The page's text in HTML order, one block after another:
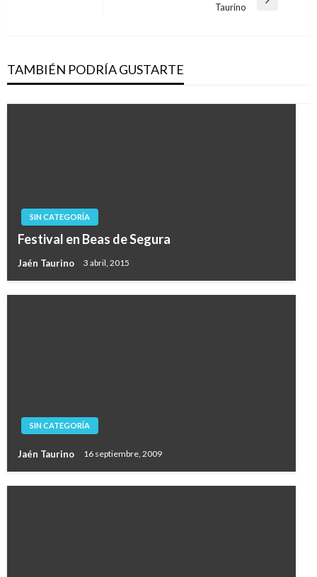
Taurino
TAMBIÉN PODRÍA GUSTARTE
SIN CATEGORÍA
Festival en Beas de Segura
Jaén Taurino 3 abril, 2015
SIN CATEGORÍA
Jaén Taurino 16 septiembre, 2009